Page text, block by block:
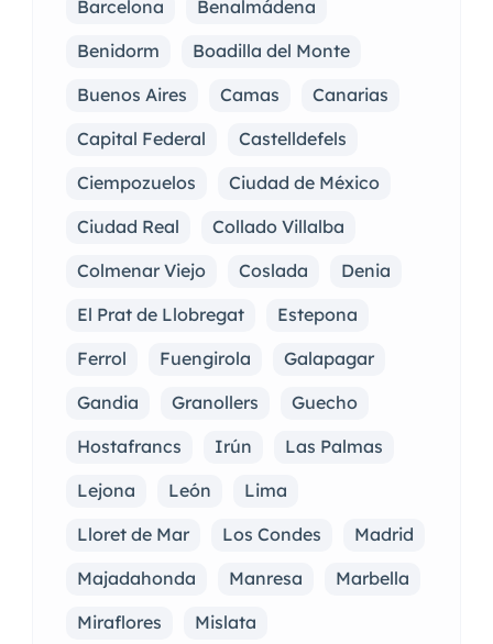
Barcelona
Benalmádena
Benidorm
Boadilla del Monte
Buenos Aires
Camas
Canarias
Capital Federal
Castelldefels
Ciempozuelos
Ciudad de México
Ciudad Real
Collado Villalba
Colmenar Viejo
Coslada
Denia
El Prat de Llobregat
Estepona
Ferrol
Fuengirola
Galapagar
Gandia
Granollers
Guecho
Hostafrancs
Irún
Las Palmas
Lejona
León
Lima
Lloret de Mar
Los Condes
Madrid
Majadahonda
Manresa
Marbella
Miraflores
Mislata